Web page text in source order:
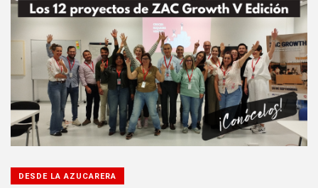
DESDE LA AZUCARERA